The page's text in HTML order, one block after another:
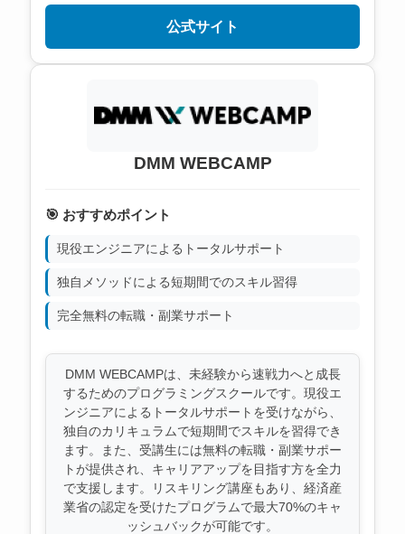
公式サイト
DMM WEBCAMP
🎯 おすすめポイント
現役エンジニアによるトータルサポート
独自メソッドによる短期間でのスキル習得
完全無料の転職・副業サポート
DMM WEBCAMPは、未経験から速戦力へと成長
するためのプログラミングスクールです。現役エ
ンジニアによるトータルサポートを受けながら、
独自のカリキュラムで短期間でスキルを習得でき
ます。また、受講生には無料の転職・副業サポー
トが提供され、キャリアアップを目指す方を全力
で支援します。リスキリング講座もあり、経済産
業省の認定を受けたプログラムで最大70%のキャ
ッシュバックが可能です。